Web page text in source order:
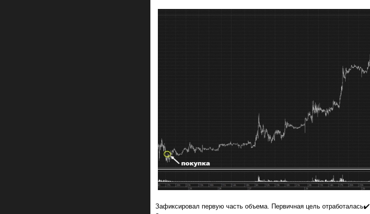
Зафиксировал первую часть объема. Первичная цель отработалась✔️